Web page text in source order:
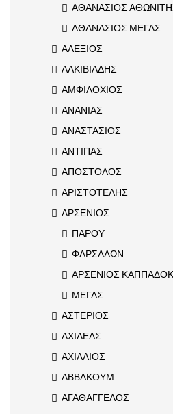
ΑΘΑΝΑΣΙΟΣ
ΑΘΑΝΑΣΙΟΣ ΜΕΓΑΣ
ΑΛΕΞΙΟΣ
ΑΛΚΙΒΙΑΔΗΣ
ΑΜΦΙΛΟΧΙΟΣ
ΑΝΑΝΙΑΣ
ΑΝΑΣΤΑΣΙΟΣ
ΑΝΤΙΠΑΣ
ΑΠΟΣΤΟΛΟΣ
ΑΡΙΣΤΟΤΕΛΗΣ
ΑΡΣΕΝΙΟΣ
ΠΑΡΟΥ
ΦΑΡΣΑΛΩΝ
ΑΡΣΕΝΙΟΣ
ΜΕΓΑΣ
ΑΣΤΕΡΙΟΣ
ΑΧΙΛΕΑΣ
ΑΧΙΛΛΙΟΣ
ΑΒΒΑΚΟΥΜ
ΑΓΑΘΑΓΓΕΛΟΣ